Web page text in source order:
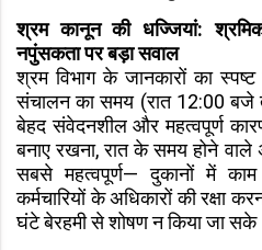
श्रम कानून की धज्जियां:
नपुंसकता पर बड़ा सवाल
श्रम विभाग के जानकारों का
संचालन का समय (रात 12:00 बजे
बेहद संवेदनशील और महत्वपूर्ण
बनाए रखना, रात के समय होने
सबसे महत्वपूर्ण— दुकानों में
कर्मचारियों के अधिकारों की रक्षा
घंटे बेरहमी से शोषण न किया जा